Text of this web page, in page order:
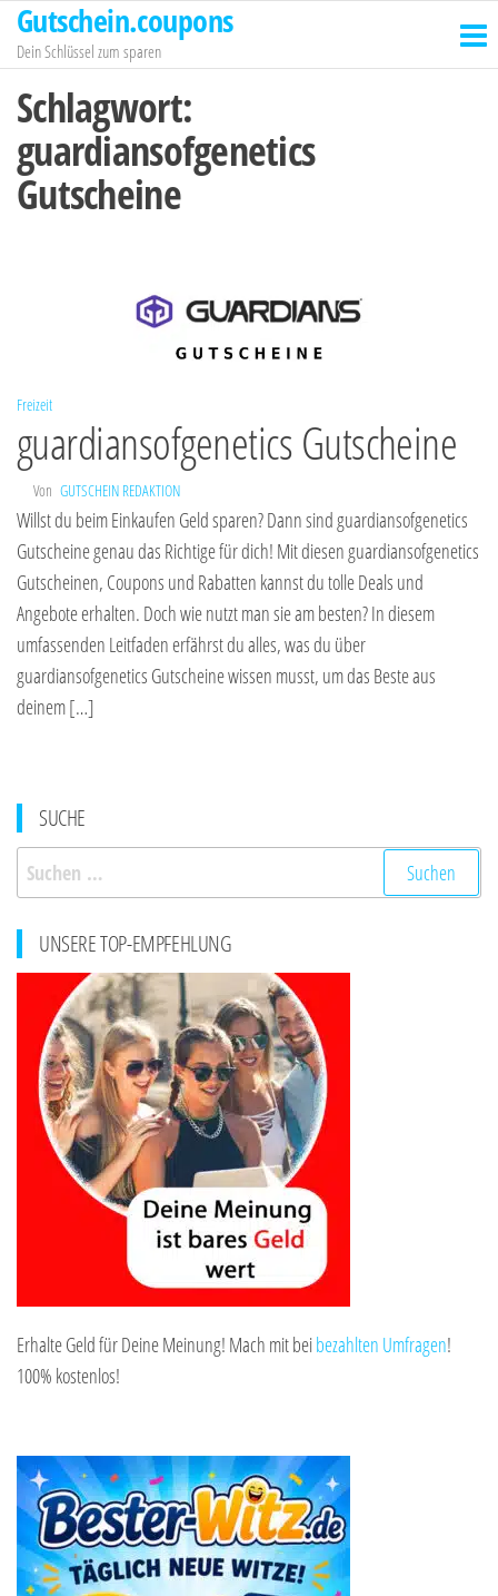
Zum
Inhalt
springen
Gutschein.coupons
Dein Schlüssel zum sparen
Schlagwort:
guardiansofgenetics
Gutscheine
Freizeit
guardiansofgenetics Gutscheine
Von GUTSCHEIN REDAKTION
Willst du beim Einkaufen Geld sparen? Dann sind guardiansofgenetics
Gutscheine genau das Richtige für dich! Mit diesen guardiansofgenetics
Gutscheinen, Coupons und Rabatten kannst du tolle Deals und
Angebote erhalten. Doch wie nutzt man sie am besten? In diesem
umfassenden Leitfaden erfährst du alles, was du über
guardiansofgenetics Gutscheine wissen musst, um das Beste aus
deinem […]
SUCHE
Suchen
nach:
UNSERE TOP-EMPFEHLUNG
Erhalte Geld für Deine Meinung! Mach mit beibezahlten Umfragen!
100% kostenlos!